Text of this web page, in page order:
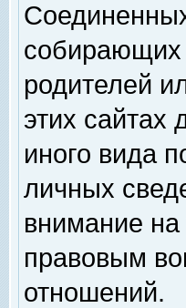
собирающих
родителей
этих сайтах
иного вида
личных
внимание
правовым
отношений.